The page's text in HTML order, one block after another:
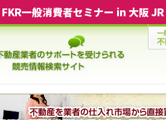
FKR一般消費者セミナー in 大阪